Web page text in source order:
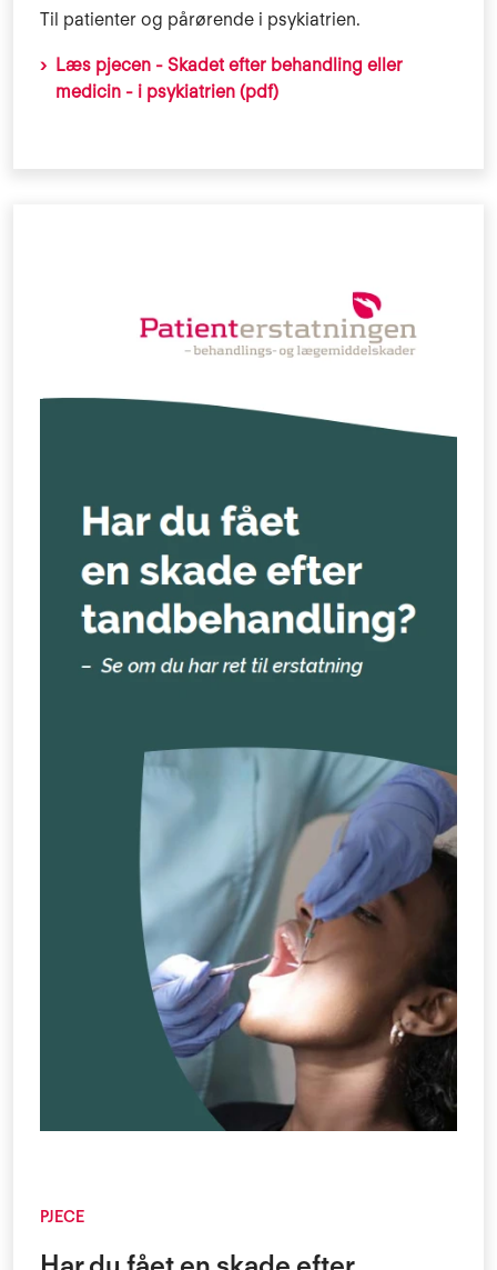
Til patienter og pårørende i psykiatrien.
Læs pjecen - Skadet efter behandling eller
medicin - i psykiatrien (pdf)
PJECE